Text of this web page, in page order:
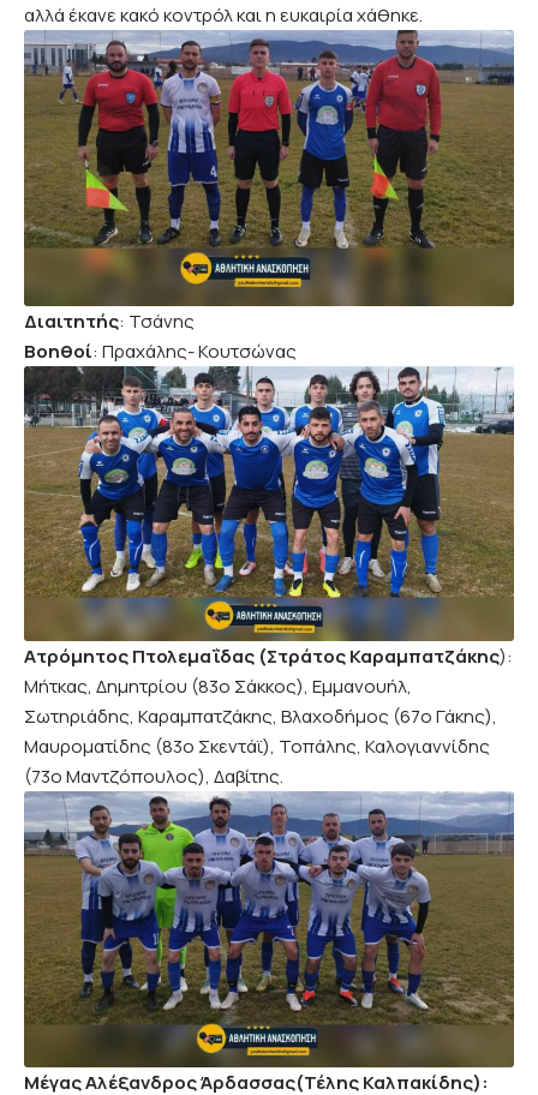
αλλά έκανε κακό κοντρόλ και η ευκαιρία χάθηκε.
Διαιτητής: Τσάνης
Βοηθοί: Πραχάλης- Κουτσώνας
Ατρόμητος Πτολεμαΐδας (Στράτος Καραμπατζάκης):
Μήτκας, Δημητρίου (83ο Σάκκος), Εμμανουήλ,
Σωτηριάδης, Καραμπατζάκης, Βλαχοδήμος (67ο Γάκης),
Μαυροματίδης (83ο Σκεντάϊ), Τοπάλης, Καλογιαννίδης
(73ο Μαντζόπουλος), Δαβίτης.
Μέγας Αλέξανδρος Άρδασσας(Τέλης Καλπακίδης):